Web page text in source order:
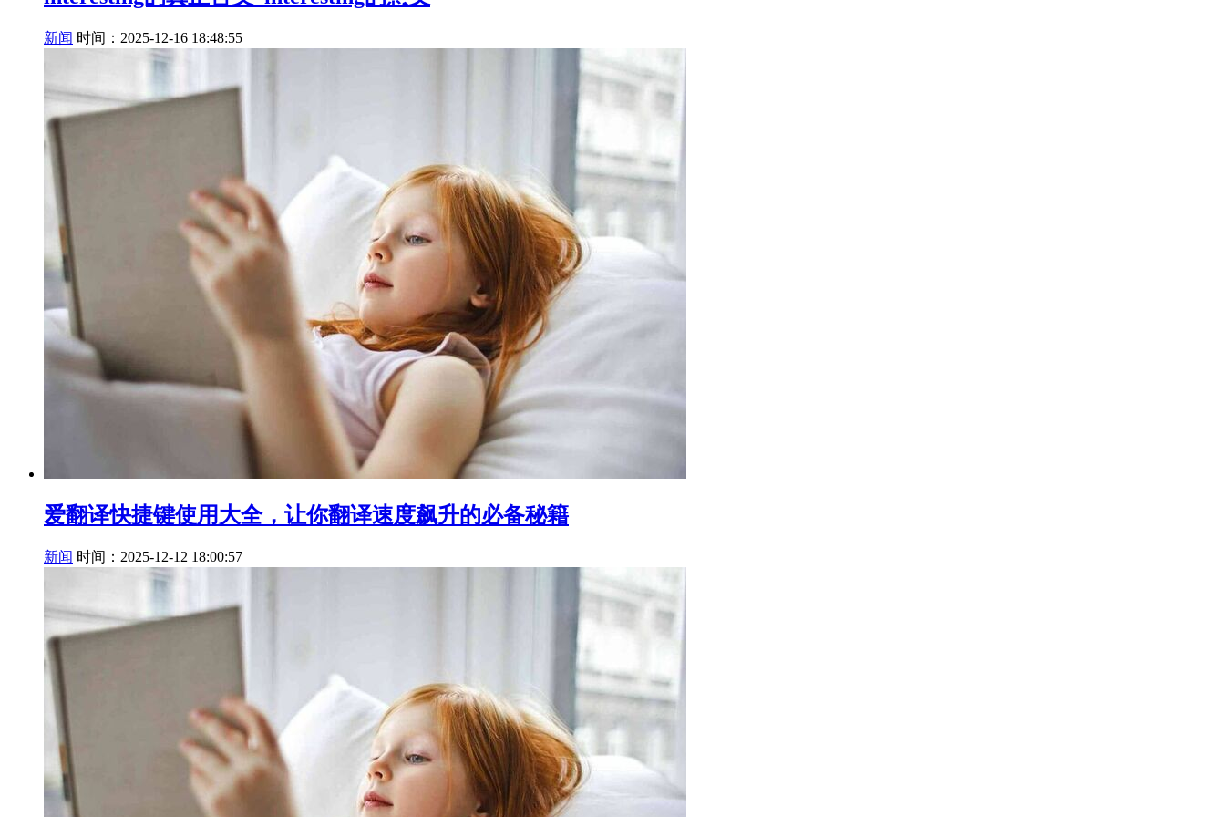
新闻 时间：2025-12-16 18:48:55
爱翻译快捷键使用大全，让你翻译速度飙升的必备秘籍
新闻 时间：2025-12-12 18:00:57